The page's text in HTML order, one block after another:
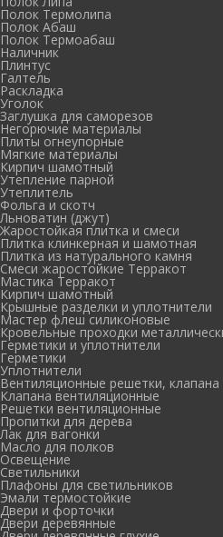
Полок Термолипа
Полок Абаш
Полок Термоабаш
Наличник
Плинтус
Галтель
Раскладка
Уголок
Заглушка для саморезов
Негорючие материалы
Плиты огнеупорные
Мягкие материалы
Кирпич шамотный
Утепление парной
Утеплитель
Фольга и скотч
Льноватин (джут)
Жаростойкая плитка и смеси
Плитка клинкерная и шамотная
Плитка из натурального камня
Смеси жаростойкие Терракот
Мастика Терракот
Кирпич шамотный
Крышные разделки и уплотнители
Мастер флеш силиконовые
Кровельные проходки
Герметики и уплотнители
Герметики
Уплотнители
Вентиляционные решетки, клапана
Клапана вентиляционные
Решетки вентиляционные
Пропитки для дерева
Лак для вагонки
Масло для полков
Освещение
Светильники
Плафоны для светильников
Эмали термостойкие
Двери и форточки
Двери деревянные